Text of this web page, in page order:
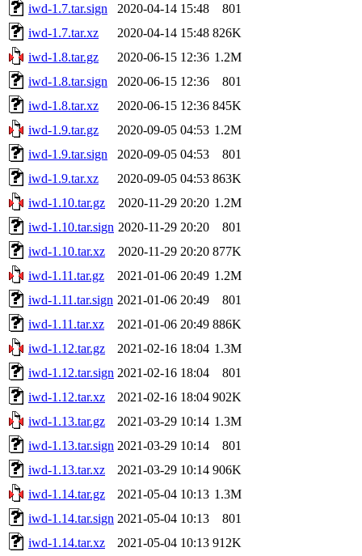
iwd-1.7.tar.sign
2020-04-14 15:48
801
iwd-1.7.tar.xz
2020-04-14 15:48 826K
iwd-1.8.tar.gz
2020-06-15 12:36 1.2M
iwd-1.8.tar.sign
2020-06-15 12:36
801
iwd-1.8.tar.xz
2020-06-15 12:36 845K
iwd-1.9.tar.gz
2020-09-05 04:53 1.2M
iwd-1.9.tar.sign
2020-09-05 04:53
801
iwd-1.9.tar.xz
2020-09-05 04:53 863K
iwd-1.10.tar.gz
2020-11-29 20:20 1.2M
iwd-1.10.tar.sign 2020-11-29 20:20
801
iwd-1.10.tar.xz
2020-11-29 20:20 877K
iwd-1.11.tar.gz
2021-01-06 20:49 1.2M
iwd-1.11.tar.sign 2021-01-06 20:49
801
iwd-1.11.tar.xz
2021-01-06 20:49 886K
iwd-1.12.tar.gz
2021-02-16 18:04 1.3M
iwd-1.12.tar.sign 2021-02-16 18:04
801
iwd-1.12.tar.xz
2021-02-16 18:04 902K
iwd-1.13.tar.gz
2021-03-29 10:14 1.3M
iwd-1.13.tar.sign 2021-03-29 10:14
801
iwd-1.13.tar.xz
2021-03-29 10:14 906K
iwd-1.14.tar.gz
2021-05-04 10:13 1.3M
iwd-1.14.tar.sign 2021-05-04 10:13
801
iwd-1.14.tar.xz
2021-05-04 10:13 912K